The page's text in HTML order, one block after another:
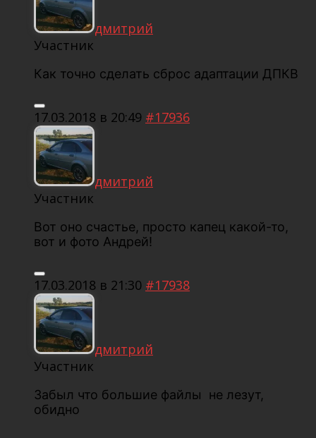
дмитрий
Участник
Как точно сделать сброс адаптации ДПКВ
17.03.2018 в 20:49 #17936
дмитрий
Участник
Вот оно счастье, просто капец какой-то,
вот и фото Андрей!
17.03.2018 в 21:30 #17938
дмитрий
Участник
Забыл что большие файлы не лезут,
обидно